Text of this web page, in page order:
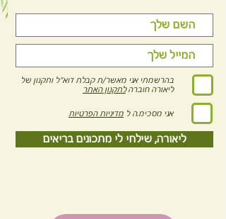
בהרשמתי אני מאשר/ת קבלת דוא"ל ותקנון של
ליאורה חוברהלתקנון האתר
אני מסכימ.ה ל מדיניות הפרטיות
ליאורה, שילחי לי מתכונים בריאים